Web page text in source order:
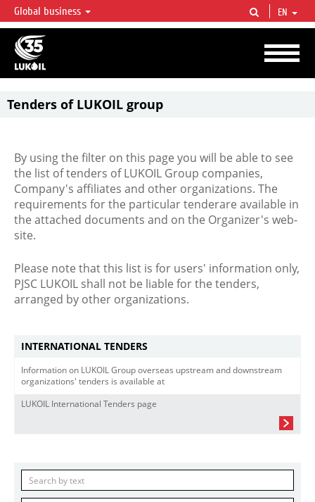
LUKOIL OVERVIEW
LUKOIL is one of the largest oil & gas vertical integrated companies in the world
accounting for over 2% of crude production and circa 1% of proved hydrocarbon
reserves globally.
Global business EN
Tenders of LUKOIL group
By using the filter on this page you will be able to see
the list of tenders of LUKOIL Group companies,
Company's affiliates and other organizations. The
requirements for the particular tenderare available in
the attached documents and on the Organizer's web-
site.
Please note that this list is for users' information only,
PJSC LUKOIL shall not be liable for the tenders,
arranged by other organizations.
INTERNATIONAL TENDERS
Information on LUKOIL Group overseas upstream and downstream
organizations' tenders is available at
LUKOIL International Tenders page